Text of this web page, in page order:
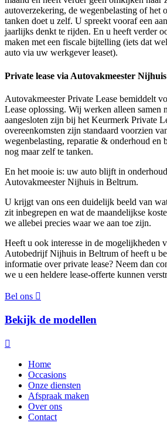
autoverzekering, de wegenbelasting of het
tanken doet u zelf. U spreekt vooraf een
jaarlijks denkt te rijden. En u heeft verder
maken met een fiscale bijtelling (iets dat
auto via uw werkgever leaset).
Private lease via Autovakmeester Nijhuis
Autovakmeester Private Lease bemiddelt
Lease oplossing. Wij werken alleen samen
aangesloten zijn bij het Keurmerk Private
overeenkomsten zijn standaard voorzien
wegenbelasting, reparatie & onderhoud en
nog maar zelf te tanken.
En het mooie is: uw auto blijft in
Autovakmeester Nijhuis in Beltrum.
U krijgt van ons een duidelijk beeld van
zit inbegrepen en wat de maandelijkse
we allebei precies waar we aan toe zijn.
Heeft u ook interesse in de mogelijkheden
Autobedrijf Nijhuis in Beltrum of heeft u
informatie over private lease? Neem dan
we u een heldere lease-offerte kunnen
Bel ons
Bekijk de modellen
Home
Occasions
Onze diensten
Afspraak maken
Over ons
Contact